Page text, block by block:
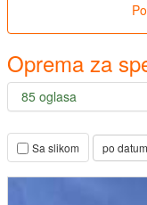
Oprema za
85 oglasa
Sa slikom po